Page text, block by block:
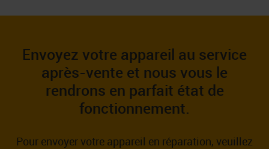
Envoyez votre appareil au service
après-vente et nous vous le
rendrons en parfait état de
fonctionnement.
Pour envoyer votre appareil en réparation, veuillez